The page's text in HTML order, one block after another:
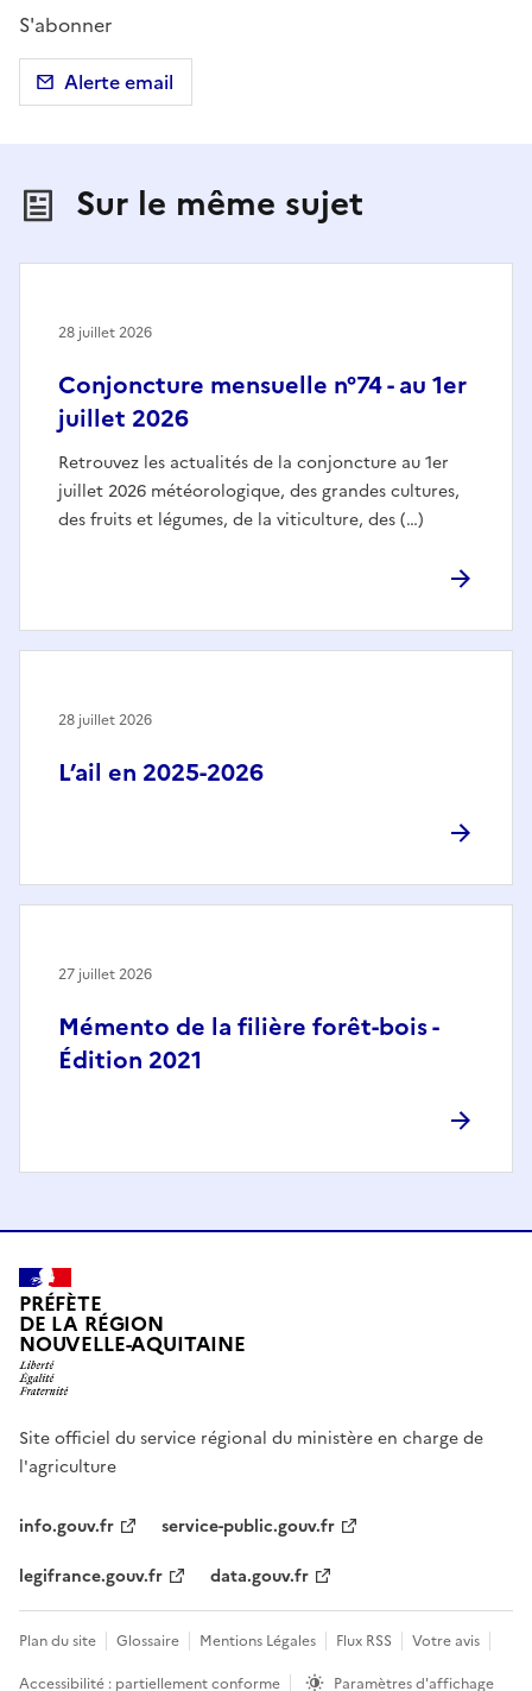
S'abonner
Alerte email
Sur le même sujet
Conjoncture mensuelle n°74 - au 1er
juillet 2026
Retrouvez les actualités de la conjoncture au 1er
juillet 2026 météorologique, des grandes cultures,
des fruits et légumes, de la viticulture, des (…)
28 juillet 2026
L’ail en 2025-2026
28 juillet 2026
Mémento de la filière forêt-bois -
Édition 2021
27 juillet 2026
PRÉFÈTE
DE LA RÉGION
NOUVELLE-AQUITAINE
Site officiel du service régional du ministère en charge de
l'agriculture
info.gouv.fr
service-public.gouv.fr
legifrance.gouv.fr
data.gouv.fr
Plan du site Glossaire Mentions Légales Flux RSS
Votre avis
Accessibilité : partiellement conforme
Paramètres d'affichage